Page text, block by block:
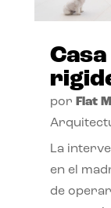
por Flat
La
en el
de